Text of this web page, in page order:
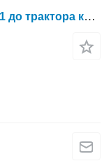
Масляний щуп Challenger 511995D1 до трактора колісного